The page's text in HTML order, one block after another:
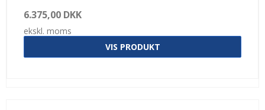
6.375,00 DKK
ekskl. moms
VIS PRODUKT